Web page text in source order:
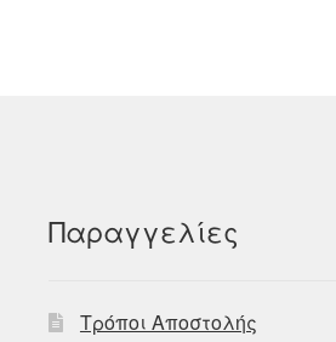
Παραγγελίες
Τρόποι Αποστολής